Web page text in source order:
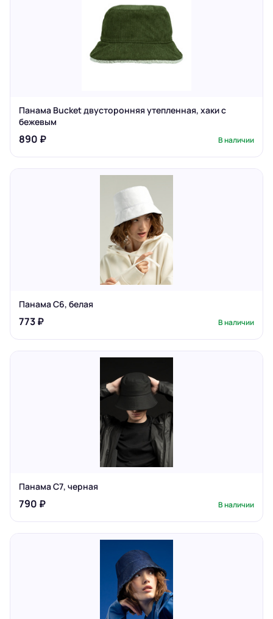
Панама Bucket двусторонняя утепленная, хаки с
бежевым
890 ₽ В наличии
Панама C6, белая
773 ₽ В наличии
Панама C7, черная
790 ₽ В наличии